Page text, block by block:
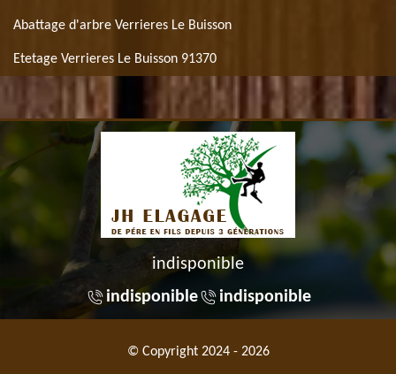
Abattage d'arbre Verrieres Le Buisson
Etetage Verrieres Le Buisson 91370
indisponible
indisponible
indisponible
© Copyright 2024 - 2026